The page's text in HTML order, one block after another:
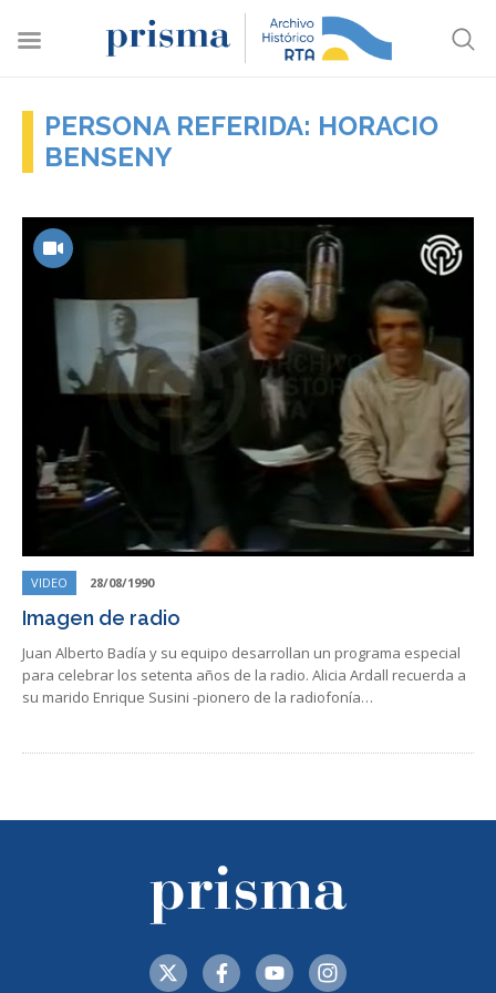
PERSONA REFERIDA: HORACIO
BENSENY
VIDEO 28/08/1990
Imagen de radio
Juan Alberto Badía y su equipo desarrollan un programa especial
para celebrar los setenta años de la radio. Alicia Ardall recuerda a
su marido Enrique Susini -pionero de la radiofonía…